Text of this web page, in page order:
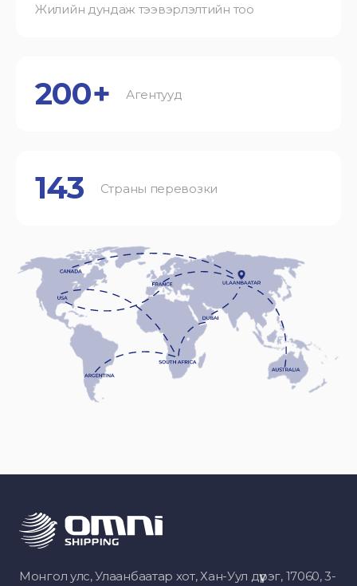
Жилийн дундаж тээвэрлэлтийн тоо
200+ Агентууд
143 Страны перевозки
Монгол улс, Улаанбаатар хот, Хан-Уул дүүрэг, 17060, 3-